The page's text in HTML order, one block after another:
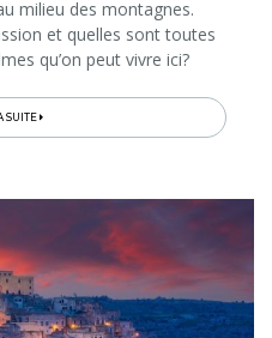
milieu des montagnes.
et quelles sont toutes
qu’on peut vivre ici?
SUITE